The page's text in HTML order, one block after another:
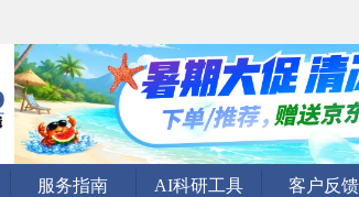
服务指南 AI科研工具 客户反馈